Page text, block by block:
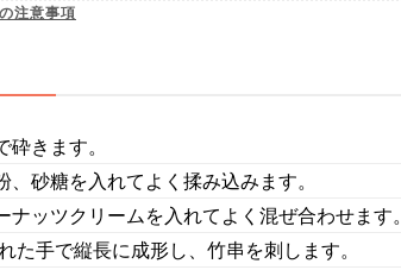
注意事項
きます。
砂糖を入れてよく揉み込みます。
ナッツクリームを入れてよく混ぜ合わせます。
た手で縦長に成形し、竹串を刺します。